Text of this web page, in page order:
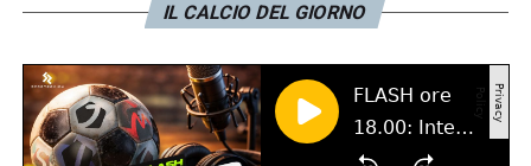
IL CALCIO DEL GIORNO